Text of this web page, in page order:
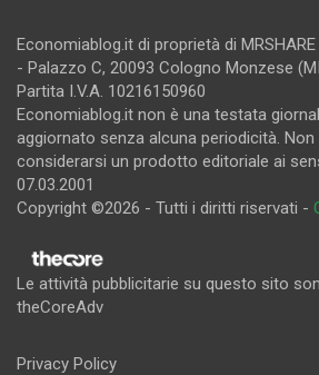
Economiablog.it di proprietà di
- Palazzo C, 20093 Cologno Monzese
Partita I.V.A. 10216150960
Economiablog.it non è una testata
aggiornato senza alcuna periodicità.
considerarsi un prodotto editoriale ai
07.03.2001
Copyright ©2026 - Tutti i diritti riservati -
Le attività pubblicitarie su questo sito
theCoreAdv
Privacy Policy